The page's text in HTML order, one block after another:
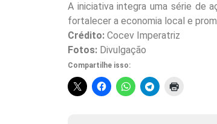
A iniciativa integra uma série de
fortalecer a economia local e
Crédito: Cocev Imperatriz
Fotos: Divulgação
Compartilhe isso: